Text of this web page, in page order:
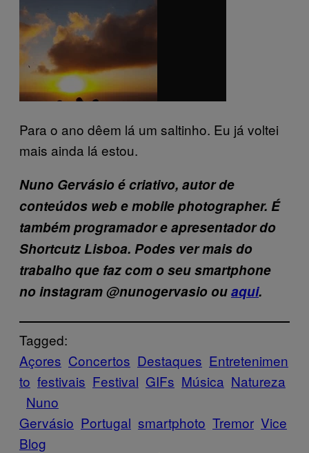
Para o ano dêem lá um saltinho. Eu já voltei
mais ainda lá estou.
Nuno Gervásioé criativo, autor de
conteúdos web e mobile photographer. É
também programador e apresentador do
Shortcutz Lisboa. Podes ver mais do
trabalho que faz com o seu smartphone
no instagram @nunogervasio ouaqui.
Tagged:
Açores Concertos Destaques Entretenimen
to festivais Festival GIFs Música Natureza
Nuno
Gervásio Portugal smartphoto Tremor Vice
Blog